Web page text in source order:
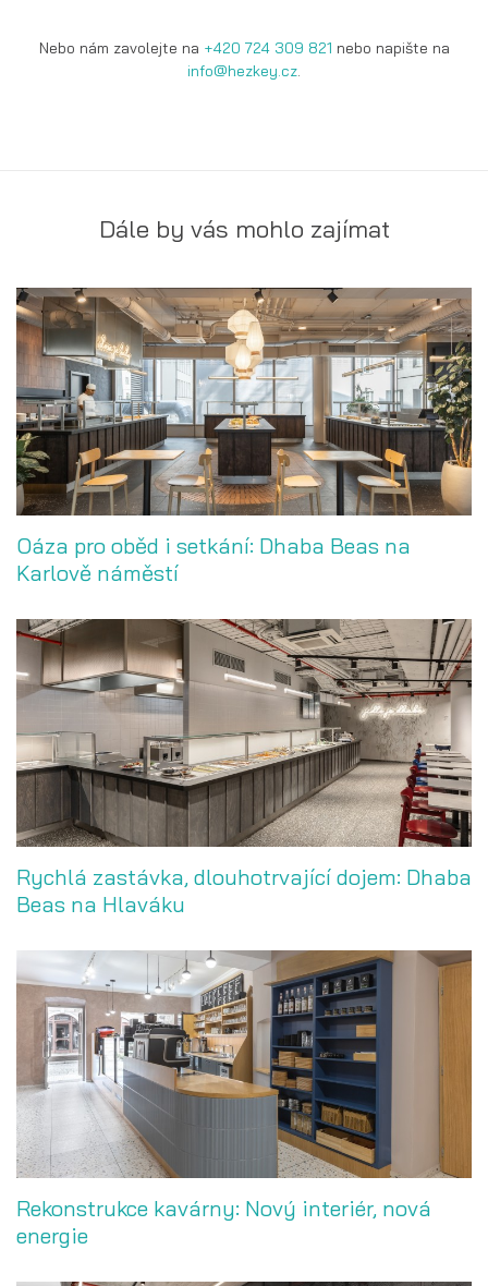
Nebo nám zavolejte na +420 724 309 821 nebo napište na
info@hezkey.cz
Dále by vás mohlo zajímat
Oáza pro oběd i setkání: Dhaba Beas na
Karlově náměstí
Rychlá zastávka, dlouhotrvající dojem: Dhaba
Beas na Hlaváku
Rekonstrukce kavárny: Nový interiér, nová
energie